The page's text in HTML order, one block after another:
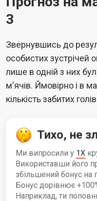
3
Звернувшись до
особистих зустрічей
лише в одній з них
м'ячів. Ймовірно і в
кількість забитих
Тихо, не
Ми випросили у 1X
Використавши його
збільшений бонус на
Бонус дорівнює
Наприклад, ти